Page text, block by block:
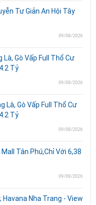
Tư Giản An Hội Tây
09/08/2026
Là, Gò Vấp Full Thổ Cư
Tỷ
09/08/2026
Là, Gò Vấp Full Thổ Cư
Tỷ
09/08/2026
Tân Phú,Chỉ Với 6,38
09/08/2026
Havana Nha Trang - View